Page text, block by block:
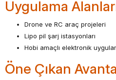
Uygulama
Drone ve RC araç projeleri
Lipo pil şarj istasyonları
Hobi amaçlı elektronik
Öne Çıkan